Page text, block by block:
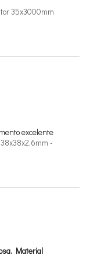
35x3000mm
excelente
-
Material